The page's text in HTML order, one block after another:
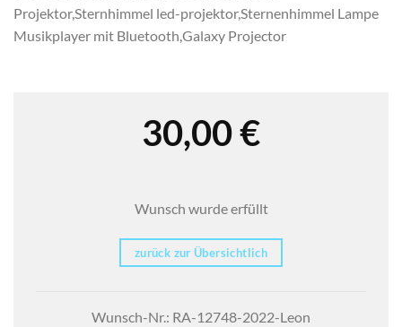
Projektor,Sternhimmel led-projektor,Sternenhimmel Lampe
Musikplayer mit Bluetooth,Galaxy Projector
30,00€
Wunsch wurde erfüllt
zurück zur Übersichtlich
Wunsch-Nr.: RA-12748-2022-Leon